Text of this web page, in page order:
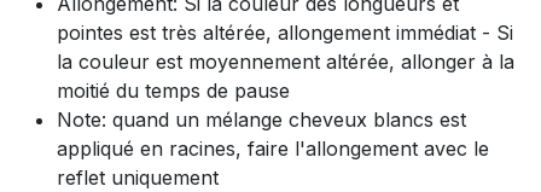
pointes est très altérée, allongement immédiat - Si
la couleur est moyennement altérée, allonger à la
moitié du temps de pause
Note: quand un mélange cheveux blancs est
appliqué en racines, faire l'allongement avec le
reflet uniquement